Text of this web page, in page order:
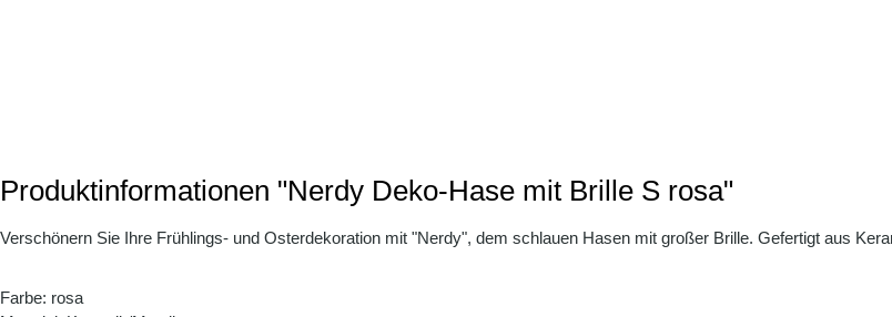
Produktinformationen "Nerdy Deko-Hase mit Brille S rosa"
Verschönern Sie Ihre Frühlings- und Osterdekoration mit "Nerdy", dem schlauen Hasen mit großer Brille. Gefertigt aus
Farbe: rosa